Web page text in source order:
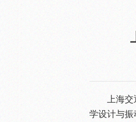
上海交
学设计与